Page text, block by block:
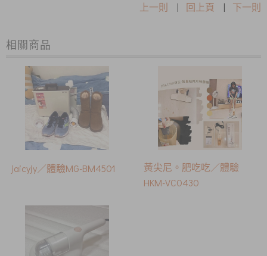
上一則 | 回上頁 | 下一則
相關商品
jaicyjy／體驗MG-BM4501
黃尖尼。肥吃吃／體驗
HKM-VC0430